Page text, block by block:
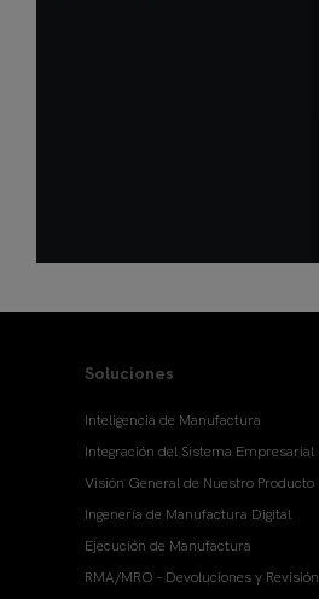
Soluciones
Inteligencia de Manufactura
Integración del Sistema Empresarial
Visión General de Nuestro Producto
Ingenería de Manufactura Digital
Ejecución de Manufactura
RMA/MRO – Devoluciones y Revisión